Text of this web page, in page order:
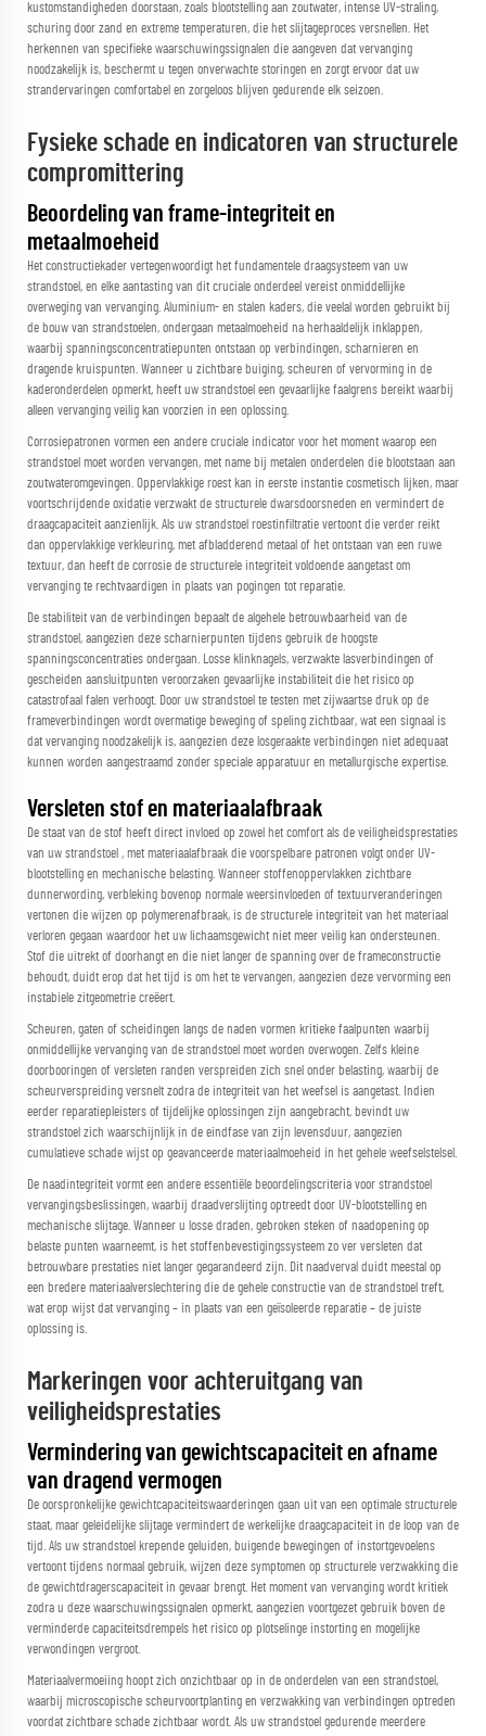
kustomstandigheden doorstaan, zoals blootstelling aan zoutwater, intense UV-straling,
schuring door zand en extreme temperaturen, die het slijtageproces versnellen. Het
herkennen van specifieke waarschuwingssignalen die aangeven dat vervanging
noodzakelijk is, beschermt u tegen onverwachte storingen en zorgt ervoor dat uw
strandervaringen comfortabel en zorgeloos blijven gedurende elk seizoen.
Fysieke schade en indicatoren van structurele
compromittering
Beoordeling van frame-integriteit en
metaalmoeheid
Het constructiekader vertegenwoordigt het fundamentele draagsysteem van uw
strandstoel, en elke aantasting van dit cruciale onderdeel vereist onmiddellijke
overweging van vervanging. Aluminium- en stalen kaders, die veelal worden gebruikt bij
de bouw van strandstoelen, ondergaan metaalmoeheid na herhaaldelijk inklappen,
waarbij spanningsconcentratiepunten ontstaan op verbindingen, scharnieren en
dragende kruispunten. Wanneer u zichtbare buiging, scheuren of vervorming in de
kaderonderdelen opmerkt, heeft uw strandstoel een gevaarlijke faalgrens bereikt waarbij
alleen vervanging veilig kan voorzien in een oplossing.
Corrosiepatronen vormen een andere cruciale indicator voor het moment waarop een
strandstoel moet worden vervangen, met name bij metalen onderdelen die blootstaan aan
zoutwateromgevingen. Oppervlakkige roest kan in eerste instantie cosmetisch lijken, maar
voortschrijdende oxidatie verzwakt de structurele dwarsdoorsneden en vermindert de
draagcapaciteit aanzienlijk. Als uw strandstoel roestinfiltratie vertoont die verder reikt
dan oppervlakkige verkleuring, met afbladderend metaal of het ontstaan van een ruwe
textuur, dan heeft de corrosie de structurele integriteit voldoende aangetast om
vervanging te rechtvaardigen in plaats van pogingen tot reparatie.
De stabiliteit van de verbindingen bepaalt de algehele betrouwbaarheid van de
strandstoel, aangezien deze scharnierpunten tijdens gebruik de hoogste
spanningsconcentraties ondergaan. Losse klinknagels, verzwakte lasverbindingen of
gescheiden aansluitpunten veroorzaken gevaarlijke instabiliteit die het risico op
catastrofaal falen verhoogt. Door uw strandstoel te testen met zijwaartse druk op de
frameverbindingen wordt overmatige beweging of speling zichtbaar, wat een signaal is
dat vervanging noodzakelijk is, aangezien deze losgeraakte verbindingen niet adequaat
kunnen worden aangestraamd zonder speciale apparatuur en metallurgische expertise.
Versleten stof en materiaalafbraak
De staat van de stof heeft direct invloed op zowel het comfort als de veiligheidsprestaties
van uw strandstoel , met materiaalafbraak die voorspelbare patronen volgt onder UV-
blootstelling en mechanische belasting. Wanneer stoffenoppervlakken zichtbare
dunnerwording, verbleking bovenop normale weersinvloeden of textuurveranderingen
vertonen die wijzen op polymerenafbraak, is de structurele integriteit van het materiaal
verloren gegaan waardoor het uw lichaamsgewicht niet meer veilig kan ondersteunen.
Stof die uitrekt of doorhangt en die niet langer de spanning over de frameconstructie
behoudt, duidt erop dat het tijd is om het te vervangen, aangezien deze vervorming een
instabiele zitgeometrie creëert.
Scheuren, gaten of scheidingen langs de naden vormen kritieke faalpunten waarbij
onmiddellijke vervanging van de strandstoel moet worden overwogen. Zelfs kleine
doorbooringen of versleten randen verspreiden zich snel onder belasting, waarbij de
scheurverspreiding versnelt zodra de integriteit van het weefsel is aangetast. Indien
eerder reparatiepleisters of tijdelijke oplossingen zijn aangebracht, bevindt uw
strandstoel zich waarschijnlijk in de eindfase van zijn levensduur, aangezien
cumulatieve schade wijst op geavanceerde materiaalmoeheid in het gehele weefselstelsel.
De naadintegriteit vormt een andere essentiële beoordelingscriteria voor strandstoel
vervangingsbeslissingen, waarbij draadverslijting optreedt door UV-blootstelling en
mechanische slijtage. Wanneer u losse draden, gebroken steken of naadopening op
belaste punten waarneemt, is het stoffenbevestigingssysteem zo ver versleten dat
betrouwbare prestaties niet langer gegarandeerd zijn. Dit naadverval duidt meestal op
een bredere materiaalverslechtering die de gehele constructie van de strandstoel treft,
wat erop wijst dat vervanging – in plaats van een geïsoleerde reparatie – de juiste
oplossing is.
Markeringen voor achteruitgang van
veiligheidsprestaties
Vermindering van gewichtscapaciteit en afname
van dragend vermogen
De oorspronkelijke gewichtcapaciteitswaarderingen gaan uit van een optimale structurele
staat, maar geleidelijke slijtage vermindert de werkelijke draagcapaciteit in de loop van de
tijd. Als uw strandstoel krepende geluiden, buigende bewegingen of instortgevoelens
vertoont tijdens normaal gebruik, wijzen deze symptomen op structurele verzwakking die
de gewichtdragerscapaciteit in gevaar brengt. Het moment van vervanging wordt kritiek
zodra u deze waarschuwingssignalen opmerkt, aangezien voortgezet gebruik boven de
verminderde capaciteitsdrempels het risico op plotselinge instorting en mogelijke
verwondingen vergroot.
Materiaalvermoeiing hoopt zich onzichtbaar op in de onderdelen van een strandstoel,
waarbij microscopische scheurvoortplanting en verzwakking van verbindingen optreden
voordat zichtbare schade zichtbaar wordt. Als uw strandstoel gedurende meerdere